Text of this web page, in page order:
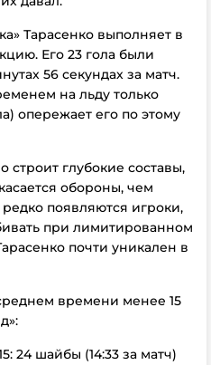
Тарасенко выполняет в
Его 23 гола были
56 секундах за матч.
на льду только
опережает его по этому
строит глубокие составы,
обороны, чем
появляются игроки,
при лимитированном
почти уникален в
времени менее 15
24 шайбы (14:33 за матч)